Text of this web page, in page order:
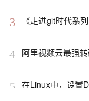
3
《走进git时代系
4 阿里视频云最强
5 在Linux中，设置